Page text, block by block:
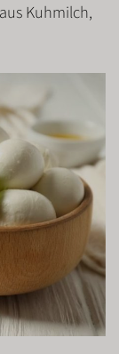
Kuhmilch,